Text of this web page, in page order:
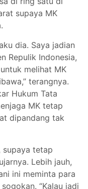
supaya MK
dia. Saya jadian
Repulik Indonesia,
melihat MK
terangnya.
Hukum Tata
MK tetap
dipandang tak
supaya tetap
Lebih jauh,
ini meminta para
“Kalau jadi